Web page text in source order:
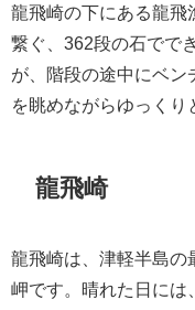
龍飛崎の下にある龍飛
繋ぐ、362段の石でで
が、階段の途中にベン
を眺めながらゆっくり
龍飛崎
龍飛崎は、津軽半島の
岬です。晴れた日には